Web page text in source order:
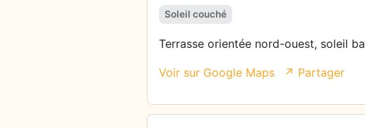
Soleil couché
Terrasse orientée nord-ouest, soleil
Voir sur Google Maps ↗ Partager